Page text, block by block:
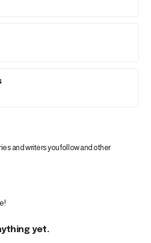
and writers you follow and other
yet.